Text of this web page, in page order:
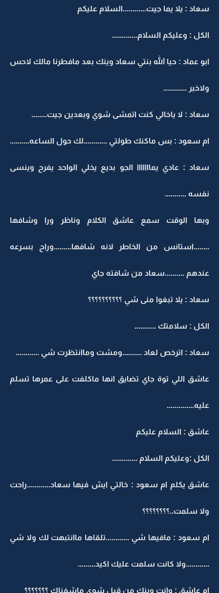
سعاد : يلا يما جيت............السلام عليكم
الكل : وعليكم السلام.............
ابو عماد : حيا الله بنتي سعاد وينك بعد مافطرنا مالك لاحس
ولاخبر ............
سعاد : لا ياخالي كنت اتمشى شوي وبعدين جيت........
ام سعود : بس ماكنك طولتي ............لك حول الساعه..........
سعاد : عادي يمااااااا الجو بديع يخلي الواحد يفرح وينسى
نفسه ...........
وبها الوقت سمع عاشق الكلام وناظر ورا وشافها
........استانس من الخاطر لانه شافها.........وراح بسرعه
عندهم ..........سعاد من شافته جاي
سعاد : يلا تبغوا منى شي ؟؟؟؟؟؟؟؟؟؟
الكل : سلامتك ...........
سعاد : اترخص لعاد ..........ومشت وماانتظرت شي ............
عاشق اللي توة جاي تضايق انها ماكلفت على عمرها تسلم
عليه..............
عاشق : السلام عليكم
الكل :وعليكم السلام .............
عاشق يكلم ام سعود : خالتي ايش فيها سعاد............راحت
ولا سلمت..؟؟؟؟؟؟؟؟
ام سعود : مافيها شي ............تلقاها ماانتبهت لك ولا شي
............ولا كانت سلمت عليك اكيد.........
ام عاشق : وانت وينك من قبل شوي ماشفناك ؟؟؟؟؟؟؟